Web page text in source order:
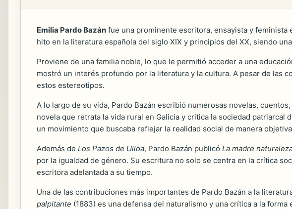
Emilia Pardo Bazán fue una prominente escritora, ensayista y feminista
hito en la literatura española del siglo XIX y principios del XX, siendo
Proviene de una familia noble, lo que le permitió acceder a una
mostró un interés profundo por la literatura y la cultura. A pesar de las
estos estereotipos.
A lo largo de su vida, Pardo Bazán escribió numerosas novelas,
novela que retrata la vida rural en Galicia y critica la sociedad
un movimiento que buscaba reflejar la realidad social de manera
Además de Los Pazos de Ulloa, Pardo Bazán publicó La madre
por la igualdad de género. Su escritura no solo se centra en la crítica
escritora adelantada a su tiempo.
Una de las contribuciones más importantes de Pardo Bazán a la
palpitante (1883) es una defensa del naturalismo y una crítica a la